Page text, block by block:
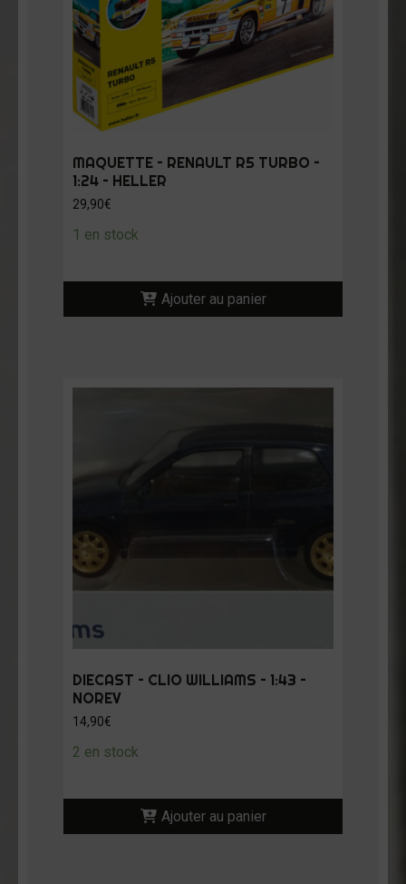
MAQUETTE – RENAULT R5 TURBO –
1:24 – HELLER
29,90€
1 en stock
Ajouter au panier
DIECAST – CLIO WILLIAMS – 1:43 –
NOREV
14,90€
2 en stock
Ajouter au panier